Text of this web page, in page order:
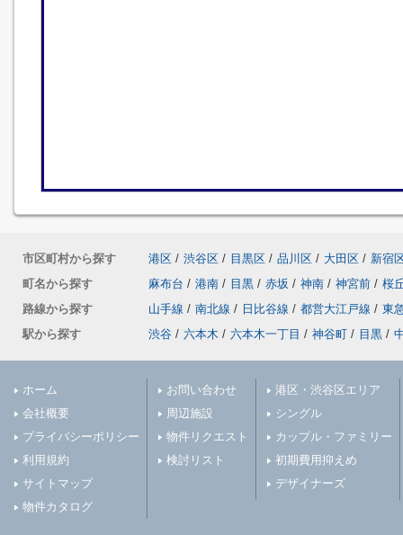
市区町村から探す 港区 / 渋谷区 / 目黒区 / 品川区 / 大田区 / 新宿
町名から探す
麻布台 / 港南 / 目黒 / 赤坂 / 神南 / 神宮前 / 桜
路線から探す
山手線 / 南北線 / 日比谷線 / 都営大江戸線 / 東
駅から探す
渋谷 / 六本木 / 六本木一丁目 / 神谷町 / 目黒 /
ホーム
会社概要
プライバシーポリシー
利用規約
サイトマップ
物件カタログ
お問い合わせ
周辺施設
物件リクエスト
検討リスト
港区・渋谷区エリア
シングル
カップル・ファミリー
初期費用抑えめ
デザイナーズ